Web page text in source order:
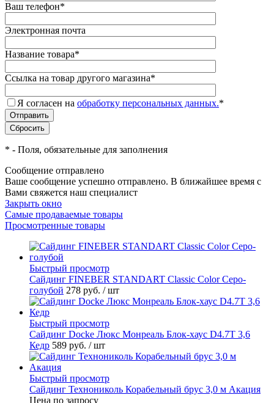
Ваш телефон*
Электронная почта
Название товара*
Ссылка на товар другого магазина*
Я согласен на обработку персональных данных.*
* - Поля, обязательные для заполнения
Сообщение отправлено
Ваше сообщение успешно отправлено. В ближайшее время с
Вами свяжется наш специалист
Закрыть окно
Самые продаваемые товары
Просмотренные товары
Быстрый просмотр
Cайдинг FINEBER STANDART Classic Color Серо-
голубой 278 руб. / шт
Быстрый просмотр
Сайдинг Docke Люкс Монреаль Блок-хаус D4.7T 3,6
Кедр 589 руб. / шт
Быстрый просмотр
Сайдинг Технониколь Корабельный брус 3,0 м Акация
Цена по запросу